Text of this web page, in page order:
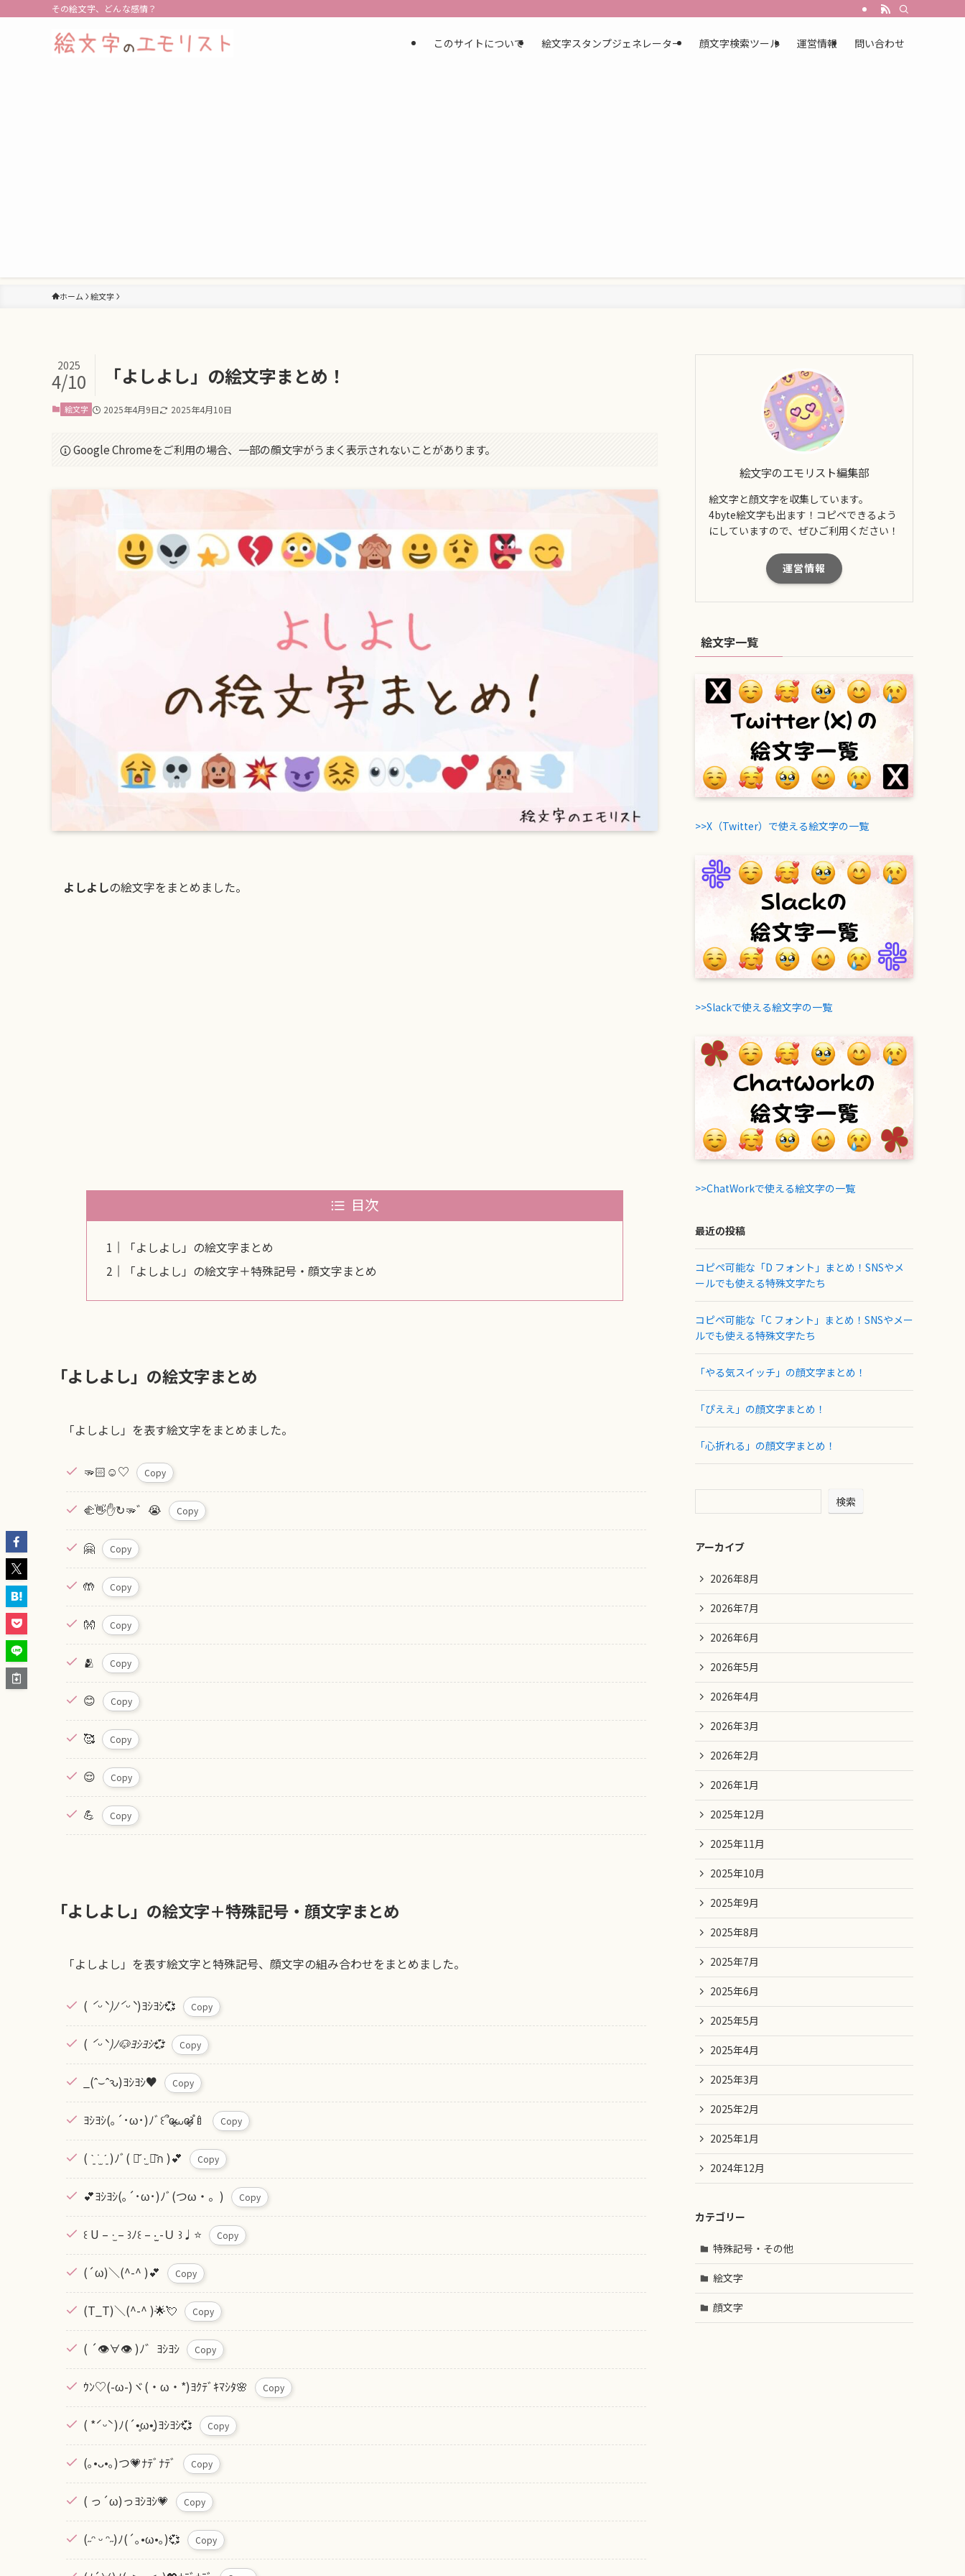
その絵文字、どんな感情？
このサイトについて 絵文字スタンプジェネレーター 顔文字検索ツール 運営情報 問い合わせ
ホーム 絵文字
「よしよし」の絵文字まとめ！
2025
4/10
絵文字 2025年4月9日 2025年4月10日
Google Chromeをご利用の場合、一部の顔文字がうまく表示されないことがあります。
よしよしの絵文字をまとめました。
目次
「よしよし」の絵文字まとめ
「よしよし」の絵文字＋特殊記号・顔文字まとめ
「よしよし」の絵文字まとめ
「よしよし」を表す絵文字をまとめました。
🫳🏻☺️♡ Copy
🫲👋✋↻🫳゛😭 Copy
🤗 Copy
🤲 Copy
👐 Copy
🫂 Copy
😊 Copy
🥰 Copy
😌 Copy
💪 Copy
「よしよし」の絵文字＋特殊記号・顔文字まとめ
「よしよし」を表す絵文字と特殊記号、顔文字の組み合わせをまとめました。
( ˊᵕˋ)ﾉˊᵕˋ)ﾖｼﾖｼ💞 Copy
( ˊᵕˋ)ﾉ🐶ﾖｼﾖｼ💞 Copy
_(ˆ⌣ˆԅ)ﾖｼﾖｼ♥️ Copy
ﾖｼﾖｼ(｡´･ω･)ﾉﾞ꒰՞ɞ̴̶̷̥⩊ɞ̴̶̷̥꒱֯🍼︎ Copy
( ˋ͈ ˙̫ ˊ͈ )ﾉﾞ( ⌯᷄ ·̫ ⌯᷅ก )💕 Copy
💕ﾖｼﾖｼ(｡´･ω･)ﾉﾞ(つω・。) Copy
꒰ U – ·̫ – ꒱ﾉ꒰ – ‧̫ -Ｕ ꒱♩⭐️ Copy
(´ω)＼(^-^ )💕 Copy
(T_T)＼(^-^ )🌟💘 Copy
( ´👁∀👁 )ﾉ゛ﾖｼﾖｼ Copy
ｳﾝ♡(-ω-)ヾ(・ω・*)ﾖｸﾃﾞｷﾏｼﾀ🌸 Copy
( *ˊᵕˋ)ﾉ(´•̥ω•̥)ﾖｼﾖｼ💞 Copy
(｡•ᴗ•｡)つ💗ﾅﾃﾞﾅﾃﾞ Copy
( っ´ω)っﾖｼﾖｼ💗 Copy
(˶ᵔ ᵕ ᵔ˶)ﾉ(´｡•ω•｡)💞 Copy
絵文字のエモリスト編集部
絵文字と顔文字を収集しています。
4byte絵文字も出ます！コピペできるよう
にしていますので、ぜひご利用ください！
運営情報
絵文字一覧
>>X（Twitter）で使える絵文字の一覧
>>Slackで使える絵文字の一覧
>>ChatWorkで使える絵文字の一覧
最近の投稿
コピペ可能な「D フォント」まとめ！SNSやメ
ールでも使える特殊文字たち
コピペ可能な「C フォント」まとめ！SNSやメー
ルでも使える特殊文字たち
「やる気スイッチ」の顔文字まとめ！
「ぴええ」の顔文字まとめ！
「心折れる」の顔文字まとめ！
検索
アーカイブ
2026年8月
2026年7月
2026年6月
2026年5月
2026年4月
2026年3月
2026年2月
2026年1月
2025年12月
2025年11月
2025年10月
2025年9月
2025年8月
2025年7月
2025年6月
2025年5月
2025年4月
2025年3月
2025年2月
2025年1月
2024年12月
カテゴリー
特殊記号・その他
絵文字
顔文字